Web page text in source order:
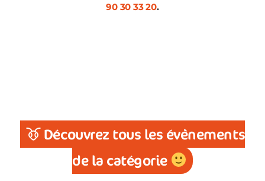
90 30 33 20.
Découvrez tous les évènements
de la catégorie